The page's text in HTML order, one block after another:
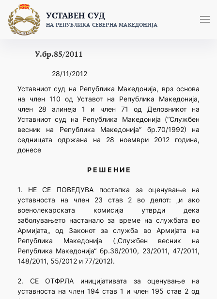
content
УСТАВЕН СУД
НА РЕПУБЛИКА СЕВЕРНА МАКЕДОНИЈА
У.бр.85/2011
28/11/2012
Уставниот суд на Република Македонија, врз основа
на член 110 од Уставот на Република Македонија,
член 28 алинеја 1 и член 71 од Деловникот на
Уставниот суд на Република Македонија (“Службен
весник на Република Македонија” бр.70/1992) на
седницата одржана на 28 ноември 2012 година,
донесе
Р Е Ш Е Н И Е
1. НЕ СЕ ПОВЕДУВА постапка за оценување на
уставноста на член 23 став 2 во делот: „и ако
военолекарската комисија утврди дека
заболувањето настанало за време на службата во
Армијата„ од Законот за служба во Армијата на
Република Македонија („Службен весник на
Република Македонија“ бр.36/2010, 23/2011, 47/2011,
148/2011, 55/2012 и 77/2012).
2. СЕ ОТФРЛА иницијативата за оценување на
уставноста на член 194 став 1 и член 195 став 2 од